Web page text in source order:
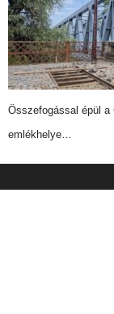
Összefogással épül
emlékhelye…